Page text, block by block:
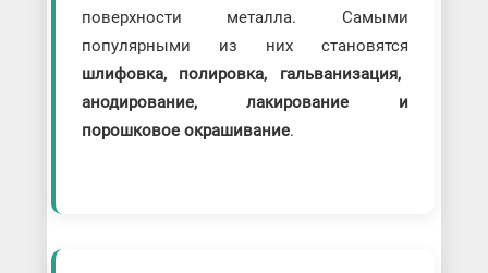
поверхности металла. Самыми
популярными из них становятся
шлифовка, полировка, гальванизация,
анодирование, лакирование и
порошковое окрашивание.